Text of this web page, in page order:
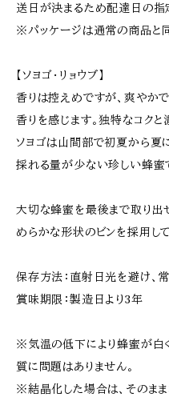
送日が決まるため配達日の指
※パッケージは通常の商品と同
【ソヨゴ・リョウブ】
香りは控えめですが、爽やか
香りを感じます。独特なコク
ソヨゴは山間部で初夏から夏
採れる量が少ない珍しい蜂蜜
大切な蜂蜜を最後まで取り出
めらかな形状のビンを採用し
保存方法：直射日光を避け、
賞味期限：製造日より3年
※気温の低下により蜂蜜が白
質に問題はありません。
※結晶化した場合は、そのま